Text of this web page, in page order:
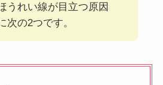
うれい線が目立つ原因
次の2つです。